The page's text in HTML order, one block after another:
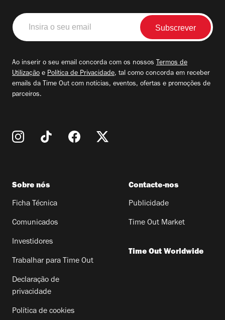
Insira
o
seu
Ao inserir o seu email concorda com os nossos Termos de
Utilização e Política de Privacidade, tal como concorda em receber
emails da Time Out com notícias, eventos, ofertas e promoções de
parceiros.
Sobre nós
Ficha Técnica
Comunicados
Investidores
Trabalhar para Time Out
Declaração de
privacidade
Política de cookies
Contacte-nos
Publicidade
Time Out Market
Time Out Worldwide